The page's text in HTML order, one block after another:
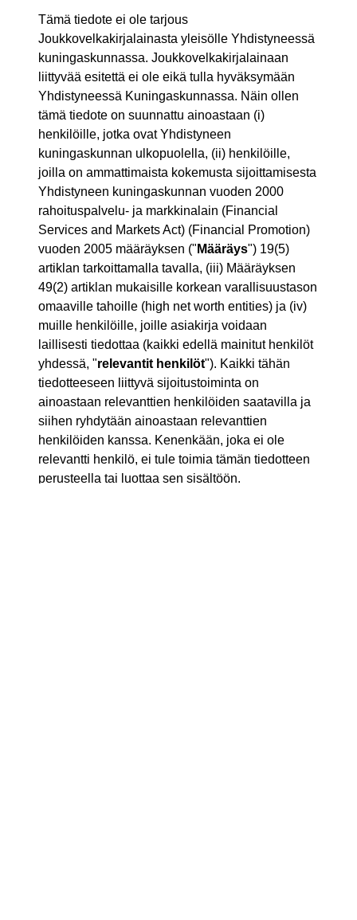
Tämä tiedote ei ole tarjous
Joukkovelkakirjalainasta yleisölle Yhdistyneessä
kuningaskunnassa. Joukkovelkakirjalainaan
liittyvää esitettä ei ole eikä tulla hyväksymään
Yhdistyneessä Kuningaskunnassa. Näin ollen
tämä tiedote on suunnattu ainoastaan (i)
henkilöille, jotka ovat Yhdistyneen
kuningaskunnan ulkopuolella, (ii) henkilöille,
joilla on ammattimaista kokemusta sijoittamisesta
Yhdistyneen kuningaskunnan vuoden 2000
rahoituspalvelu- ja markkinalain (Financial
Services and Markets Act) (Financial Promotion)
vuoden 2005 määräyksen (" Määräys") 19(5)
artiklan tarkoittamalla tavalla, (iii) Määräyksen
49(2) artiklan mukaisille korkean varallisuustason
omaaville tahoille (high net worth entities) ja (iv)
muille henkilöille, joille asiakirja voidaan
laillisesti tiedottaa (kaikki edellä mainitut henkilöt
yhdessä, "relevantit henkilöt"). Kaikki tähän
tiedotteeseen liittyvä sijoitustoiminta on
ainoastaan relevanttien henkilöiden saatavilla ja
siihen ryhdytään ainoastaan relevanttien
henkilöiden kanssa. Kenenkään, joka ei ole
relevantti henkilö, ei tule toimia tämän tiedotteen
perusteella tai luottaa sen sisältöön.